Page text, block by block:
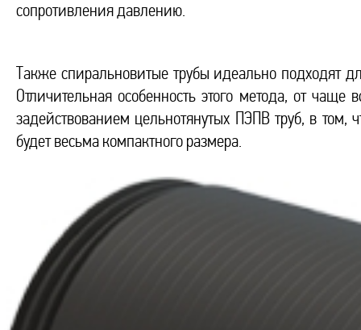
сопротивления давлению.
Также спиральновитые трубы идеально подходят
Отличительная особенность этого метода, от чаще
задействованием цельнотянутых ПЭПВ труб, в том,
будет весьма компактного размера.